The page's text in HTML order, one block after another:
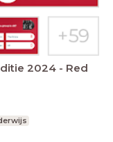
2024 - Red